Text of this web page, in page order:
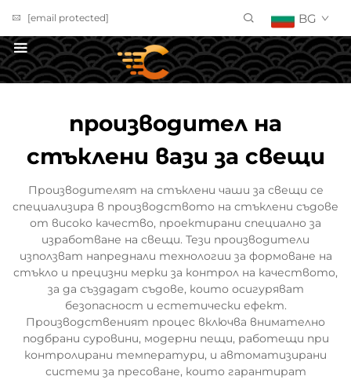
[email protected] BG
производител на
стъклени вази за свещи
Производителят на стъклени чаши за свещи се
специализира в производството на стъклени съдове
от високо качество, проектирани специално за
изработване на свещи. Тези производители
използват напреднали технологии за формоване на
стъкло и прецизни мерки за контрол на качеството,
за да създадат съдове, които осигуряват
безопасност и естетически ефект.
Производственият процес включва внимателно
подбрани суровини, модерни пещи, работещи при
контролирани температури, и автоматизирани
системи за пресоване, които гарантират